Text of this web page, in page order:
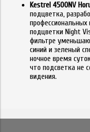
Kestrel 4500NV
подцветка,
подцветки Night
фильтре
синий и зеленый
ночное время
что подсветка не
видения.